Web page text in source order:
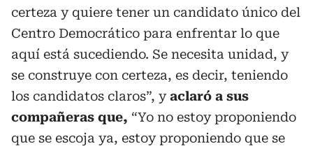
certeza y quiere tener un candidato único del
Centro Democrático para enfrentar lo que
aquí está sucediendo. Se necesita unidad, y
se construye con certeza, es decir, teniendo
los candidatos claros”, yaclaró a sus
compañeras que, “Yo no estoy proponiendo
que se escoja ya, estoy proponiendo que se